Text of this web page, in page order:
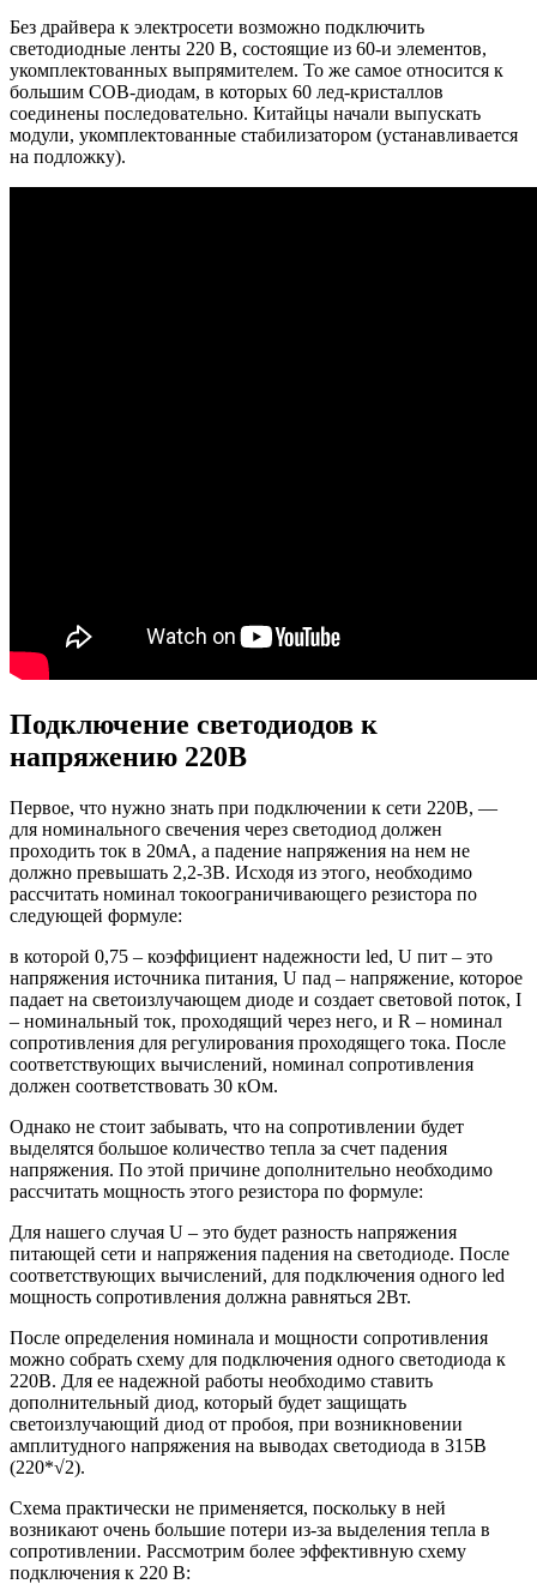
Без драйвера к электросети возможно подключить
светодиодные ленты 220 В, состоящие из 60-и элементов,
укомплектованных выпрямителем. То же самое относится к
большим СОВ-диодам, в которых 60 лед-кристаллов
соединены последовательно. Китайцы начали выпускать
модули, укомплектованные стабилизатором (устанавливается
на подложку).
Подключение светодиодов к
напряжению 220В
Первое, что нужно знать при подключении к сети 220В, —
для номинального свечения через светодиод должен
проходить ток в 20мА, а падение напряжения на нем не
должно превышать 2,2-3В. Исходя из этого, необходимо
рассчитать номинал токоограничивающего резистора по
следующей формуле:
в которой 0,75 – коэффициент надежности led, U пит – это
напряжения источника питания, U пад – напряжение, которое
падает на светоизлучающем диоде и создает световой поток, I
– номинальный ток, проходящий через него, и R – номинал
сопротивления для регулирования проходящего тока. После
соответствующих вычислений, номинал сопротивления
должен соответствовать 30 кОм.
Однако не стоит забывать, что на сопротивлении будет
выделятся большое количество тепла за счет падения
напряжения. По этой причине дополнительно необходимо
рассчитать мощность этого резистора по формуле:
Для нашего случая U – это будет разность напряжения
питающей сети и напряжения падения на светодиоде. После
соответствующих вычислений, для подключения одного led
мощность сопротивления должна равняться 2Вт.
После определения номинала и мощности сопротивления
можно собрать схему для подключения одного светодиода к
220В. Для ее надежной работы необходимо ставить
дополнительный диод, который будет защищать
светоизлучающий диод от пробоя, при возникновении
амплитудного напряжения на выводах светодиода в 315В
(220*√2).
Схема практически не применяется, поскольку в ней
возникают очень большие потери из-за выделения тепла в
сопротивлении. Рассмотрим более эффективную схему
подключения к 220 В: